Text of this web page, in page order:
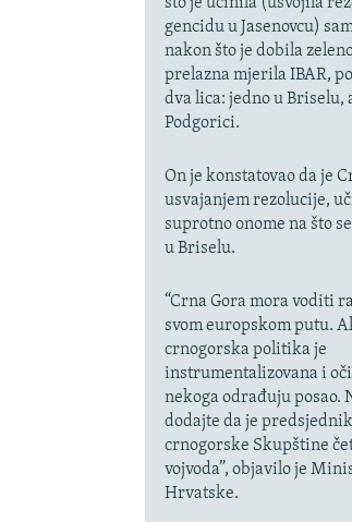
gencidu u Jasenovcu)
nakon što je dobila
prelazna mjerila IBAR,
dva lica: jedno u Briselu,
Podgorici.
On je konstatovao da je
usvajanjem rezolucije,
suprotno onome na što
u Briselu.
“Crna Gora mora voditi
svom europskom putu.
crnogorska politika je
instrumentalizovana i
nekoga odrađuju posao.
dodajte da je predsjednik
crnogorske Skupštine
vojvoda”, objavilo je
Hrvatske.